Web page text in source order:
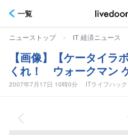
一覧
ニューストップ > IT 経済ニュース
【画像】【ケータイラ
くれ！ ウォークマン
2007年7月17日 10時0分 ITライフハック